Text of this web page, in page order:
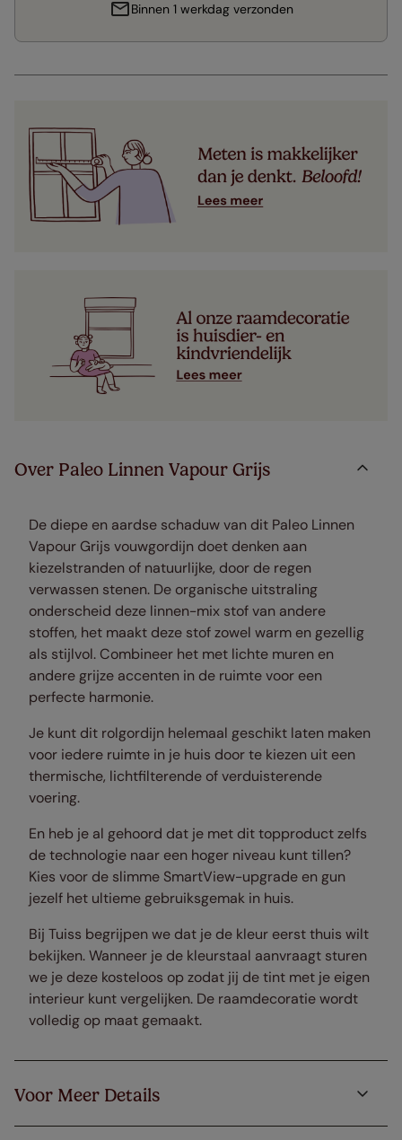
Binnen 1 werkdag verzonden
Over Paleo Linnen Vapour Grijs
De diepe en aardse schaduw van dit Paleo Linnen
Vapour Grijs vouwgordijn doet denken aan
kiezelstranden of natuurlijke, door de regen
verwassen stenen. De organische uitstraling
onderscheid deze linnen-mix stof van andere
stoffen, het maakt deze stof zowel warm en gezellig
als stijlvol. Combineer het met lichte muren en
andere grijze accenten in de ruimte voor een
perfecte harmonie.
Je kunt dit rolgordijn helemaal geschikt laten maken
voor iedere ruimte in je huis door te kiezen uit een
thermische, lichtfilterende of verduisterende
voering.
En heb je al gehoord dat je met dit topproduct zelfs
de technologie naar een hoger niveau kunt tillen?
Kies voor de slimme SmartView-upgrade en gun
jezelf het ultieme gebruiksgemak in huis.
Bij Tuiss begrijpen we dat je de kleur eerst thuis wilt
bekijken. Wanneer je de kleurstaal aanvraagt sturen
we je deze kosteloos op zodat jij de tint met je eigen
interieur kunt vergelijken. De raamdecoratie wordt
volledig op maat gemaakt.
Voor Meer Details